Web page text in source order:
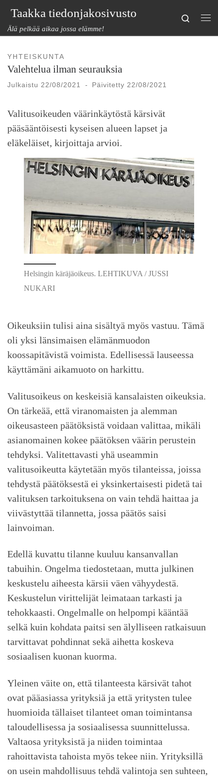
Skip to content
Taakka tiedonjakosivusto
Älä pelkää aikaa jossa elämme!
Search
YHTEISKUNTA
Valehtelua ilman seurauksia
Julkaistu 22/08/2021 - Päivitetty 22/08/2021
Valitusoikeuden väärinkäytöstä kärsivät
pääsääntöisesti kyseisen alueen lapset ja
eläkeläiset, kirjoittaja arvioi.
Helsingin käräjäoikeus. LEHTIKUVA / JUSSI
NUKARI
Oikeuksiin tulisi aina sisältyä myös vastuu. Tämä
oli yksi länsimaisen elämänmuodon
koossapitävistä voimista. Edellisessä lauseessa
käyttämäni aikamuoto on harkittu.
Valitusoikeus on keskeisiä kansalaisten oikeuksia.
On tärkeää, että viranomaisten ja alemman
oikeusasteen päätöksistä voidaan valittaa, mikäli
asianomainen kokee päätöksen väärin perustein
tehdyksi. Valitettavasti yhä useammin
valitusoikeutta käytetään myös tilanteissa, joissa
tehdystä päätöksestä ei yksinkertaisesti pidetä tai
valituksen tarkoituksena on vain tehdä haittaa ja
viivästyttää tilannetta, jossa päätös saisi
lainvoiman.
Edellä kuvattu tilanne kuuluu kansanvallan
tabuihin. Ongelma tiedostetaan, mutta julkinen
keskustelu aiheesta kärsii väen vähyydestä.
Keskustelun virittelijät leimataan tarkasti ja
tehokkaasti. Ongelmalle on helpompi kääntää
selkä kuin kohdata paitsi sen älylliseen ratkaisuun
tarvittavat pohdinnat sekä aihetta koskeva
sosiaalisen kuonan kuorma.
Yleinen väite on, että tilanteesta kärsivät tahot
ovat pääasiassa yrityksiä ja että yritysten tulee
huomioida tällaiset tilanteet oman toimintansa
taloudellisessa ja sosiaalisessa suunnittelussa.
Valtaosa yrityksistä ja niiden toimintaa
rahoittavista tahoista myös tekee niin. Yrityksillä
on usein mahdollisuus tehdä valintoja sen suhteen,